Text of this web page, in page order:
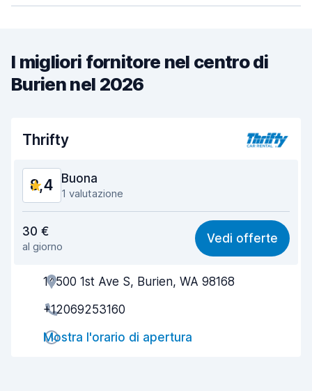
I migliori fornitore nel centro di
Burien nel 2026
Thrifty
8,4 Buona
1 valutazione
8,3
Facile da trovare 8,2
Gentilezza degli agenti
Rapidità del ritiro
Rapidità della riconsegna
30 €
al giorno
Vedi offerte
14500 1st Ave S, Burien, WA 98168
+12069253160
Mostra l'orario di apertura